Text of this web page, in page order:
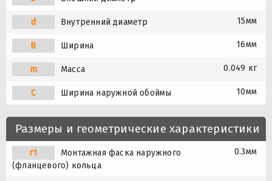
d Внутренний диаметр 15мм
B Ширина 16мм
m Масса 0.049 кг
C Ширина наружной обоймы 10мм
Размеры и геометрические характеристики
r1
Монтажная фаска наружного
(фланцевого) кольца
0.3мм